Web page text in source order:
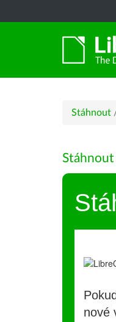
Stáhnout
nové